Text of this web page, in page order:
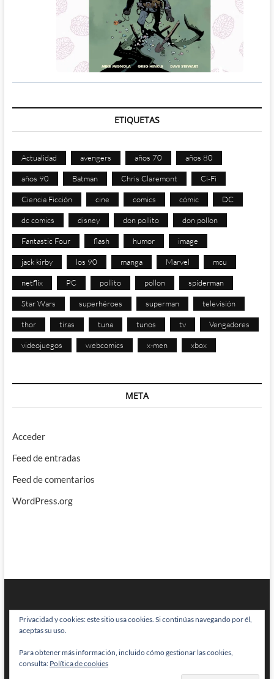
ETIQUETAS
Actualidad avengers años 70 años 80
años 90 Batman Chris Claremont Ci-Fi
Ciencia Ficción cine comics cómic DC
dc comics disney don pollito don pollon
Fantastic Four flash humor image
jack kirby los 90 manga Marvel mcu
netflix PC pollito pollon spiderman
Star Wars superhéroes superman televisión
thor tiras tuna tunos tv Vengadores
videojuegos webcomics x-men xbox
META
Acceder
Feed de entradas
Feed de comentarios
WordPress.org
BRAINSTOMPING| Diseñado por:Theme Freesia|WordPress| © Todos
los derechos reservados
Privacidad y cookies: este sitio usa cookies. Si continúas navegando por él,
aceptas su uso.
Para obtener más información, incluido cómo gestionar las cookies,
consulta: Política de cookies